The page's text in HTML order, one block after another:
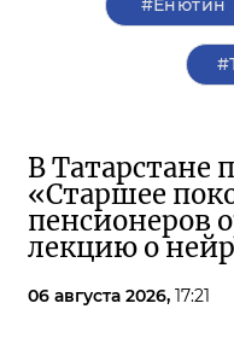
#Енютин
В Татарстане
«Старшее
пенсионеров
лекцию о
06 августа 2026, 17:21